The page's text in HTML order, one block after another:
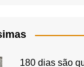
180 dias são